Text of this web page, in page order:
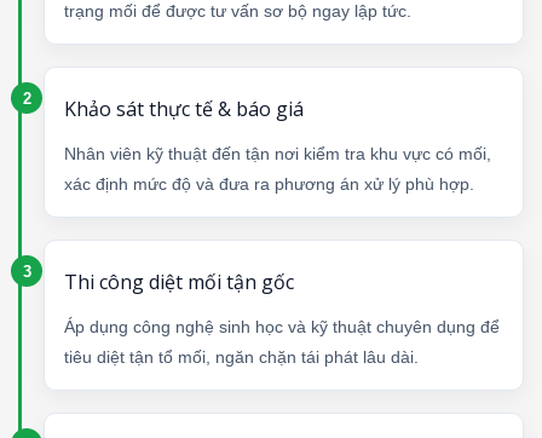
trạng mối để được tư vấn sơ bộ ngay lập tức.
Khảo sát thực tế & báo giá
Nhân viên kỹ thuật đến tận nơi kiểm tra khu vực có mối,
xác định mức độ và đưa ra phương án xử lý phù hợp.
Thi công diệt mối tận gốc
Áp dụng công nghệ sinh học và kỹ thuật chuyên dụng để
tiêu diệt tận tổ mối, ngăn chặn tái phát lâu dài.